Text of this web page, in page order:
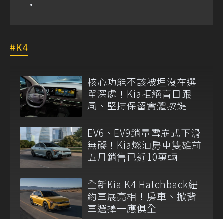
K4
核心功能不該被埋沒在選
單深處！Kia拒絕盲目跟
風、堅持保留實體按鍵
EV6、EV9銷量雪崩式下滑
無礙！Kia燃油房車雙雄前
五月銷售已近10萬輛
全新Kia K4 Hatchback紐
約車展亮相！房車、掀背
車選擇一應俱全